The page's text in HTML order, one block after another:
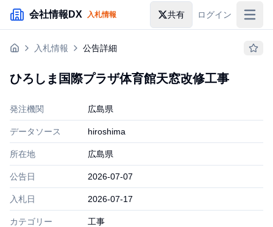
メインコンテンツにスキップ
会社情報DX 入札情報 共有 ログイン
入札情報
企業検索
入札情報 公告詳細
ひろしま国際プラザ体育館天窓改修工事
発注機関 広島県
データソース hiroshima
所在地 広島県
公告日 2026-07-07
入札日 2026-07-17
カテゴリー 工事